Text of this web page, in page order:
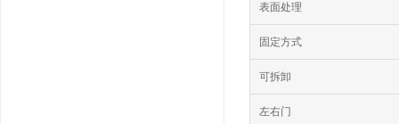
表面处理
固定方式
可拆卸
左右门